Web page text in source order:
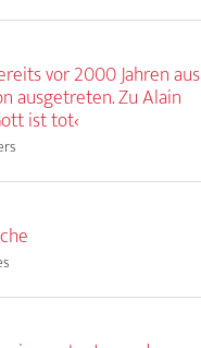
vor 2000 Jahren aus
ausgetreten. Zu Alain
ist tot‹